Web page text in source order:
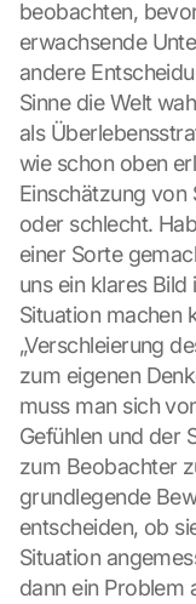
beobachten,
erwachsende
andere
Sinne die Welt
als
wie schon oben
Einschätzung von
oder schlecht.
einer Sorte
uns ein klares Bild
Situation machen
„Verschleierung
zum eigenen
muss man sich
Gefühlen und der
zum Beobachter
grundlegende
entscheiden, ob
Situation
dann ein Problem
o
o
g
e
a
p
s
:
B
c
l
i
c
k
i
n
g
o
n
t